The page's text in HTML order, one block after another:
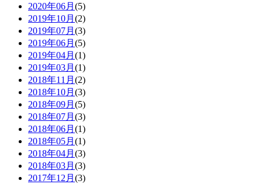
2020年06月 (5)
2019年10月 (2)
2019年07月 (3)
2019年06月 (5)
2019年04月 (1)
2019年03月 (1)
2018年11月 (2)
2018年10月 (3)
2018年09月 (5)
2018年07月 (3)
2018年06月 (1)
2018年05月 (1)
2018年04月 (3)
2018年03月 (3)
2017年12月 (3)